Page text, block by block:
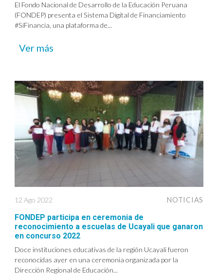
El Fondo Nacional de Desarrollo de la Educación Peruana
(FONDEP) presenta el Sistema Digital de Financiamiento
#SíFinancia, una plataforma de...
Ver más
12 Ago 2022 NOTICIAS
FONDEP participa en ceremonia de
reconocimiento a escuelas de Ucayali que ganaron
en concurso 2022
Doce instituciones educativas de la región Ucayali fueron
reconocidas ayer en una ceremonia organizada por la
Dirección Regional de Educación...